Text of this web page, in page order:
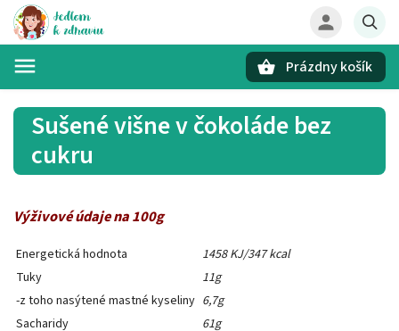
Prázdny košík
Sušené višne v čokoláde bez
cukru
Výživové údaje na 100g
Energetická hodnota
1458 KJ/347 kcal
Tuky
11g
-z toho nasýtené mastné kyseliny 6,7g
Sacharidy
61g